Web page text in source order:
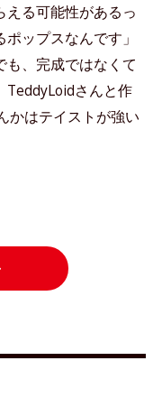
る可能性があるっ
ップスなんです」
も、完成ではなくて
TeddyLoidさんと作
かはテイストが強い